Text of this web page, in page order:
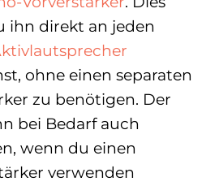
ihn direkt an jeden
ohne einen separaten
zu benötigen. Der
bei Bedarf auch
wenn du einen
verwenden